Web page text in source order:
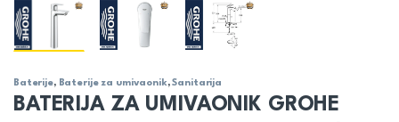
Baterije, Baterije za umivaonik,Sanitarija
BATERIJA ZA UMIVAONIK GROHE